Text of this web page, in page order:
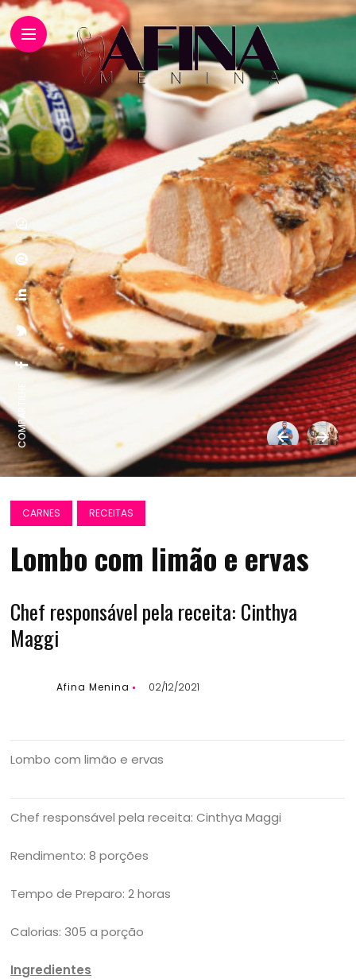
COMPARTILHE:
CARNES RECEITAS
Lombo com limão e ervas
Chef responsável pela receita: Cinthya
Maggi
Afina Menina 02/12/2021
Lombo com limão e ervas
Chef responsável pela receita: Cinthya Maggi
Rendimento: 8 porções
Tempo de Preparo: 2 horas
Calorias: 305 a porção
Ingredientes